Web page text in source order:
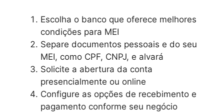
Escolha o banco que oferece melhores
condições para MEI
Separe documentos pessoais e do seu
MEI, como CPF, CNPJ, e alvará
Solicite a abertura da conta
presencialmente ou online
Configure as opções de recebimento e
pagamento conforme seu negócio